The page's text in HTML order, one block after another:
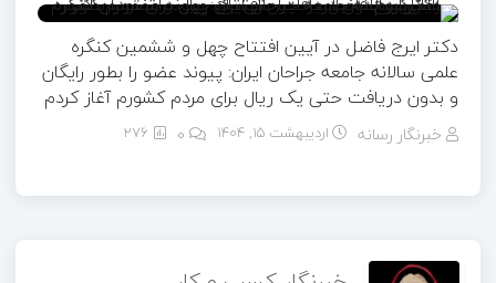
دکتر ایرج فاضل در آیین افتتاح چهل و ششمین کنگره
علمی سالانه جامعه جراحان ایران: پیوند عضو را بطور رایگان
و بدون دریافت حتی یک ریال برای مردم کشورم آغاز کردم
خبرنگار رسانه اردیبهشت ۱۵, ۱۴۰۴ 276